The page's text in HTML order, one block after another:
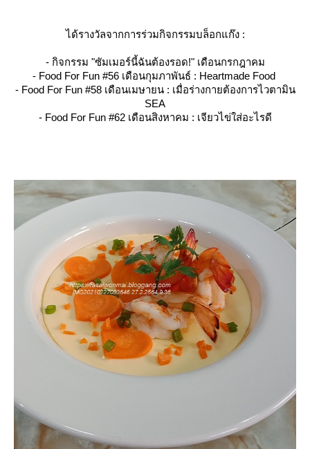
ได้รางวัลจากการร่วมกิจกรรมบล็อกแก๊ง :
- กิจกรรม "ซัมเมอร์นี้ฉันต้องรอด!" เดือนกรกฎาคม
- Food For Fun #56 เดือนกุมภาพันธ์ : Heartmade Food
- Food For Fun #58 เดือนเมษายน : เมื่อร่างกายต้องการไวตามิน
SEA
- Food For Fun #62 เดือนสิงหาคม : เจียวไข่ใส่อะไรดี